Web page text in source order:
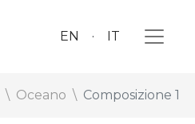
EN IT
Oceano Composizione 1